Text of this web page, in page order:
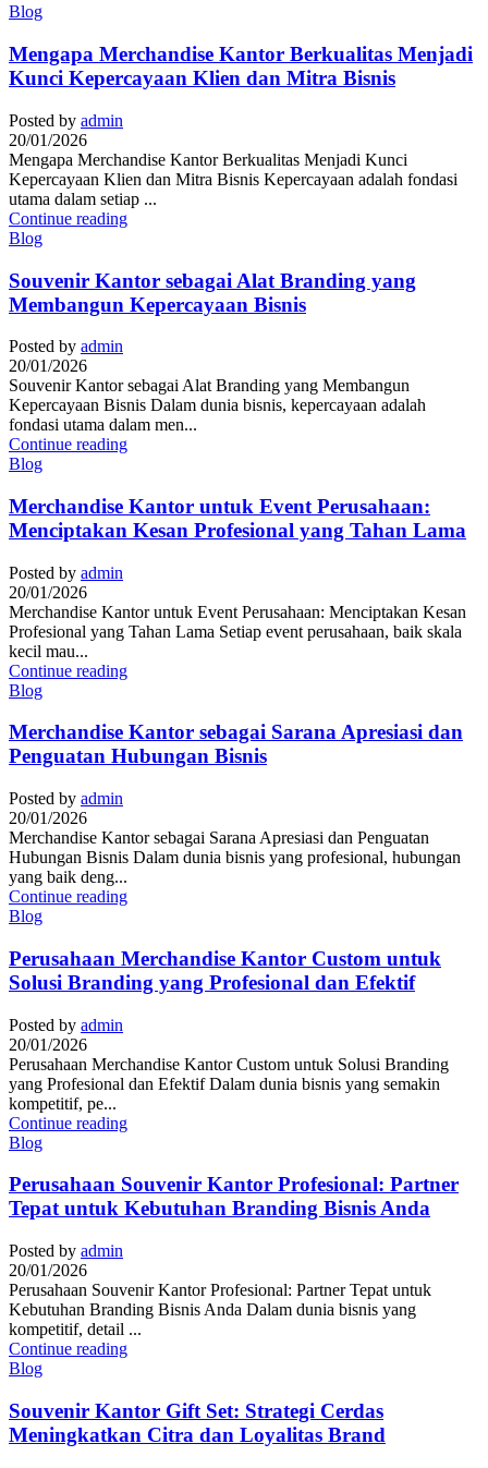
Blog
Mengapa Merchandise Kantor Berkualitas Menjadi
Kunci Kepercayaan Klien dan Mitra Bisnis
Posted by admin
20/01/2026
Mengapa Merchandise Kantor Berkualitas Menjadi Kunci
Kepercayaan Klien dan Mitra Bisnis Kepercayaan adalah fondasi
utama dalam setiap ...
Continue reading
Blog
Souvenir Kantor sebagai Alat Branding yang
Membangun Kepercayaan Bisnis
Posted by admin
20/01/2026
Souvenir Kantor sebagai Alat Branding yang Membangun
Kepercayaan Bisnis Dalam dunia bisnis, kepercayaan adalah
fondasi utama dalam men...
Continue reading
Blog
Merchandise Kantor untuk Event Perusahaan:
Menciptakan Kesan Profesional yang Tahan Lama
Posted by admin
20/01/2026
Merchandise Kantor untuk Event Perusahaan: Menciptakan Kesan
Profesional yang Tahan Lama Setiap event perusahaan, baik skala
kecil mau...
Continue reading
Blog
Merchandise Kantor sebagai Sarana Apresiasi dan
Penguatan Hubungan Bisnis
Posted by admin
20/01/2026
Merchandise Kantor sebagai Sarana Apresiasi dan Penguatan
Hubungan Bisnis Dalam dunia bisnis yang profesional, hubungan
yang baik deng...
Continue reading
Blog
Perusahaan Merchandise Kantor Custom untuk
Solusi Branding yang Profesional dan Efektif
Posted by admin
20/01/2026
Perusahaan Merchandise Kantor Custom untuk Solusi Branding
yang Profesional dan Efektif Dalam dunia bisnis yang semakin
kompetitif, pe...
Continue reading
Blog
Perusahaan Souvenir Kantor Profesional: Partner
Tepat untuk Kebutuhan Branding Bisnis Anda
Posted by admin
20/01/2026
Perusahaan Souvenir Kantor Profesional: Partner Tepat untuk
Kebutuhan Branding Bisnis Anda Dalam dunia bisnis yang
kompetitif, detail ...
Continue reading
Blog
Souvenir Kantor Gift Set: Strategi Cerdas
Meningkatkan Citra dan Loyalitas Brand